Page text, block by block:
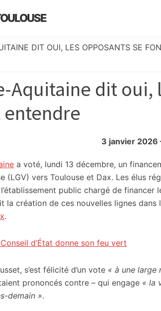
DIT OUI, LES OPPOSANTS SE
Aquitaine dit oui,
3 janvier 2026
a voté, lundi 13 décembre, un
(LGV) vers Toulouse et Dax. Les élus
public chargé de financer
la création de ces nouvelles lignes dans
.
d’État donne son feu vert
s’est félicité d’un vote « à une large
prononcés contre – qui engage « la
demain ».